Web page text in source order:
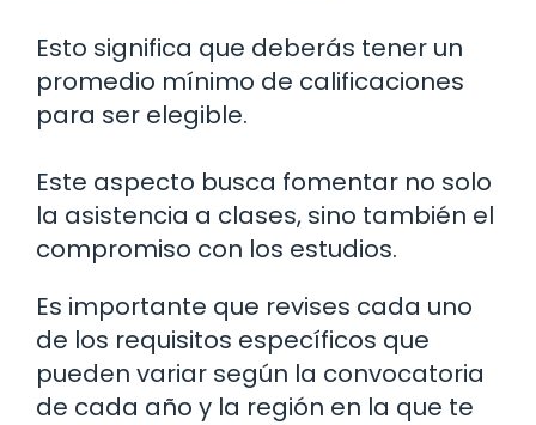
Esto significa que deberás tener un
promedio mínimo de calificaciones
para ser elegible.
Este aspecto busca fomentar no solo
la asistencia a clases, sino también el
compromiso con los estudios.
Es importante que revises cada uno
de los requisitos específicos que
pueden variar según la convocatoria
de cada año y la región en la que te